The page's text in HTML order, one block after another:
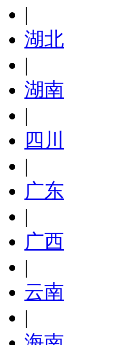
|
湖北
|
湖南
|
四川
|
广东
|
广西
|
云南
|